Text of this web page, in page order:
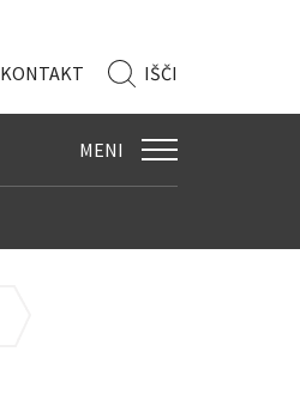
KONTAKT IŠČI
MENI